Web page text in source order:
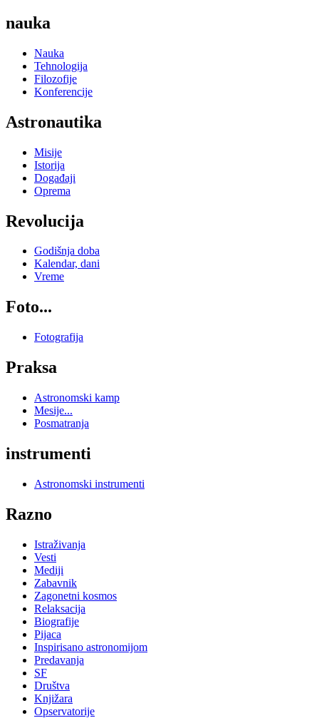
nauka
Nauka
Tehnologija
Filozofije
Konferencije
Astronautika
Misije
Istorija
Događaji
Oprema
Revolucija
Godišnja doba
Kalendar, dani
Vreme
Foto...
Fotografija
Praksa
Astronomski kamp
Mesije...
Posmatranja
instrumenti
Astronomski instrumenti
Razno
Istraživanja
Vesti
Mediji
Zabavnik
Zagonetni kosmos
Relaksacija
Biografije
Pijaca
Inspirisano astronomijom
Predavanja
SF
Društva
Knjižara
Opservatorije